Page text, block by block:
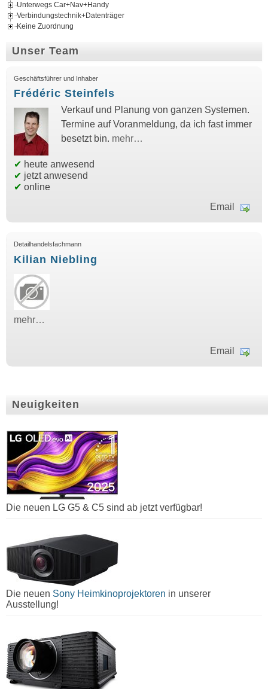
Unterwegs Car+Nav+Handy
Verbindungstechnik+Datenträger
Keine Zuordnung
Unser Team
Geschäftsführer und Inhaber
Frédéric Steinfels
Verkauf und Planung von ganzen Systemen.
Termine auf Voranmeldung, da ich fast immer
besetzt bin. mehr…
✔ heute anwesend
✔ jetzt anwesend
✔ online
Email
Detailhandelsfachmann
Kilian Niebling
mehr…
Email
Neuigkeiten
Die neuen LG G5 & C5 sind ab jetzt verfügbar!
Die neuen Sony Heimkinoprojektoren in unserer
Ausstellung!